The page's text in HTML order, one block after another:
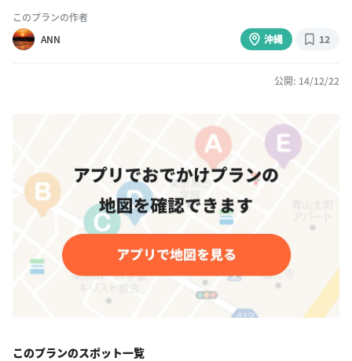
このプランの作者
ANN
沖縄 12
公開: 14/12/22
このプランのスポット一覧